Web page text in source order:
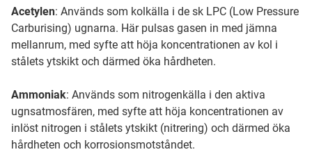
Acetylen: Används som kolkälla i de sk LPC (Low Pressure
Carburising) ugnarna. Här pulsas gasen in med jämna
mellanrum, med syfte att höja koncentrationen av kol i
stålets ytskikt och därmed öka hårdheten.
Ammoniak: Används som nitrogenkälla i den aktiva
ugnsatmosfären, med syfte att höja koncentrationen av
inlöst nitrogen i stålets ytskikt (nitrering) och därmed öka
hårdheten och korrosionsmotståndet.